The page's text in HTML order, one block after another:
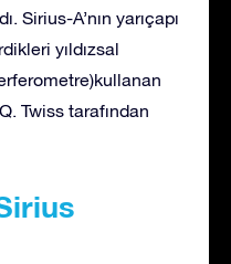
Sirius-A’nın yarıçapı
yıldızsal
Twiss tarafından